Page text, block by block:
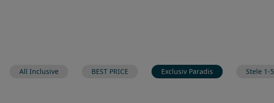
All Inclusive BEST PRICE Exclusiv Paradis Stele 1-5